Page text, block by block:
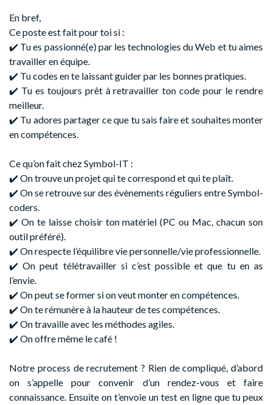
En bref,
Ce poste est fait pour toi si :
✔️ Tu es passionné(e) par les technologies du Web et tu aimes
travailler en équipe.
✔️ Tu codes en te laissant guider par les bonnes pratiques.
✔️ Tu es toujours prêt à retravailler ton code pour le rendre
meilleur.
✔️ Tu adores partager ce que tu sais faire et souhaites monter
en compétences.
Ce qu’on fait chez Symbol-IT :
✔️ On trouve un projet qui te correspond et qui te plaît.
✔️ On se retrouve sur des évènements réguliers entre Symbol-
coders.
✔️ On te laisse choisir ton matériel (PC ou Mac, chacun son
outil préféré).
✔️ On respecte l’équilibre vie personnelle/vie professionnelle.
✔️ On peut télétravailler si c’est possible et que tu en as
l’envie.
✔️ On peut se former si on veut monter en compétences.
✔️ On te rémunère à la hauteur de tes compétences.
✔️ On travaille avec les méthodes agiles.
✔️ On offre même le café !
Notre process de recrutement ? Rien de compliqué, d’abord
on s’appelle pour convenir d’un rendez-vous et faire
connaissance. Ensuite on t’envoie un test en ligne que tu peux